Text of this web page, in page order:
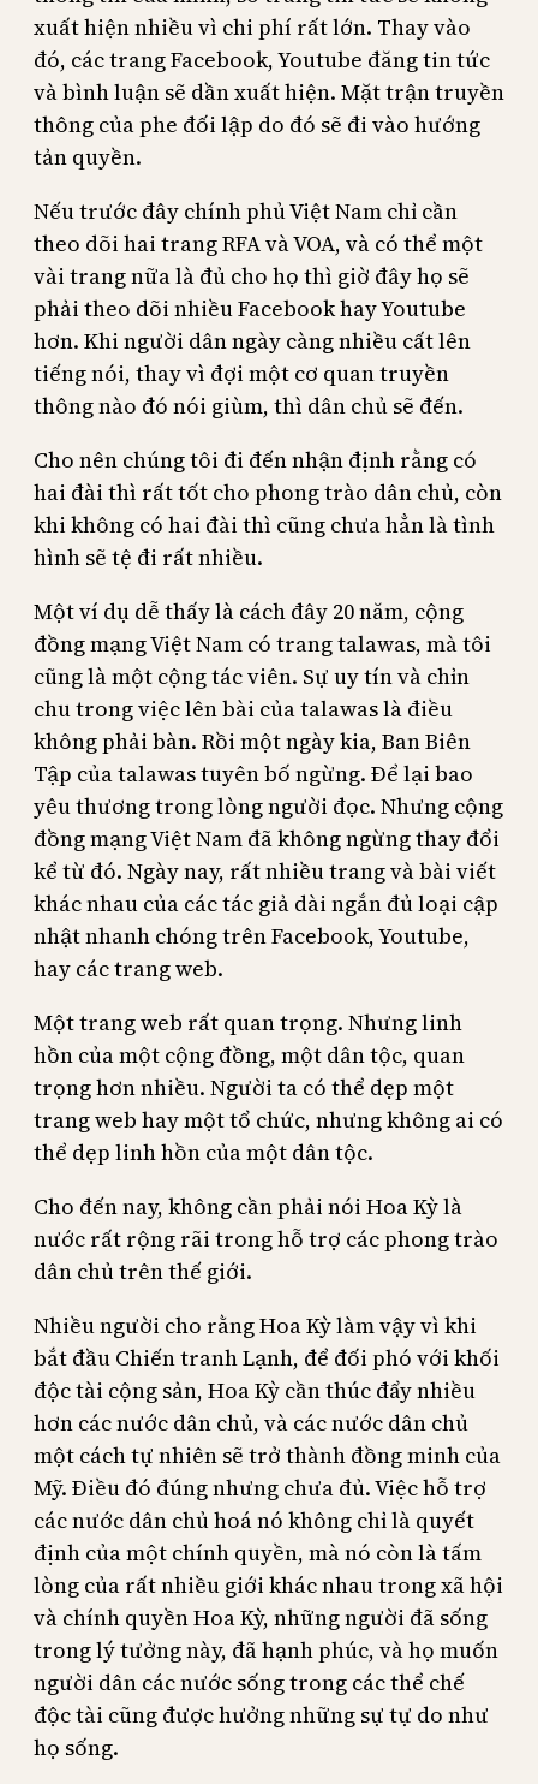
xuất hiện nhiều vì chi phí rất lớn. Thay vào
đó, các trang Facebook, Youtube đăng tin tức
và bình luận sẽ dần xuất hiện. Mặt trận truyền
thông của phe đối lập do đó sẽ đi vào hướng
tản quyền.
Nếu trước đây chính phủ Việt Nam chỉ cần
theo dõi hai trang RFA và VOA, và có thể một
vài trang nữa là đủ cho họ thì giờ đây họ sẽ
phải theo dõi nhiều Facebook hay Youtube
hơn. Khi người dân ngày càng nhiều cất lên
tiếng nói, thay vì đợi một cơ quan truyền
thông nào đó nói giùm, thì dân chủ sẽ đến.
Cho nên chúng tôi đi đến nhận định rằng có
hai đài thì rất tốt cho phong trào dân chủ, còn
khi không có hai đài thì cũng chưa hẳn là tình
hình sẽ tệ đi rất nhiều.
Một ví dụ dễ thấy là cách đây 20 năm, cộng
đồng mạng Việt Nam có trang talawas, mà tôi
cũng là một cộng tác viên. Sự uy tín và chỉn
chu trong việc lên bài của talawas là điều
không phải bàn. Rồi một ngày kia, Ban Biên
Tập của talawas tuyên bố ngừng. Để lại bao
yêu thương trong lòng người đọc. Nhưng cộng
đồng mạng Việt Nam đã không ngừng thay đổi
kể từ đó. Ngày nay, rất nhiều trang và bài viết
khác nhau của các tác giả dài ngắn đủ loại cập
nhật nhanh chóng trên Facebook, Youtube,
hay các trang web.
Một trang web rất quan trọng. Nhưng linh
hồn của một cộng đồng, một dân tộc, quan
trọng hơn nhiều. Người ta có thể dẹp một
trang web hay một tổ chức, nhưng không ai có
thể dẹp linh hồn của một dân tộc.
Cho đến nay, không cần phải nói Hoa Kỳ là
nước rất rộng rãi trong hỗ trợ các phong trào
dân chủ trên thế giới.
Nhiều người cho rằng Hoa Kỳ làm vậy vì khi
bắt đầu Chiến tranh Lạnh, để đối phó với khối
độc tài cộng sản, Hoa Kỳ cần thúc đẩy nhiều
hơn các nước dân chủ, và các nước dân chủ
một cách tự nhiên sẽ trở thành đồng minh của
Mỹ. Điều đó đúng nhưng chưa đủ. Việc hỗ trợ
các nước dân chủ hoá nó không chỉ là quyết
định của một chính quyền, mà nó còn là tấm
lòng của rất nhiều giới khác nhau trong xã hội
và chính quyền Hoa Kỳ, những người đã sống
trong lý tưởng này, đã hạnh phúc, và họ muốn
người dân các nước sống trong các thể chế
độc tài cũng được hưởng những sự tự do như
họ sống.